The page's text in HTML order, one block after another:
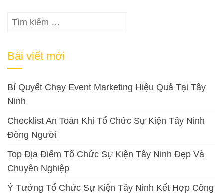
Tìm
Bài viết mới
Bí Quyết Chạy Event Marketing Hiệu Quả Tại Tây
Ninh
Checklist An Toàn Khi Tổ Chức Sự Kiện Tây Ninh
Đông Người
Top Địa Điểm Tổ Chức Sự Kiện Tây Ninh Đẹp Và
Chuyên Nghiệp
Ý Tưởng Tổ Chức Sự Kiện Tây Ninh Kết Hợp Công